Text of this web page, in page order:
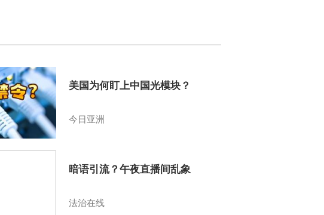
美国为何盯上中国光模块？
今日亚洲
暗语引流？午夜直播间乱象
法治在线